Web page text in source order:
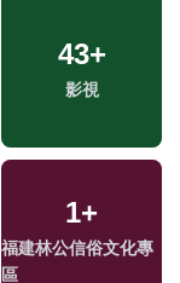
43+
影視
1+
福建林公信俗文化專
區